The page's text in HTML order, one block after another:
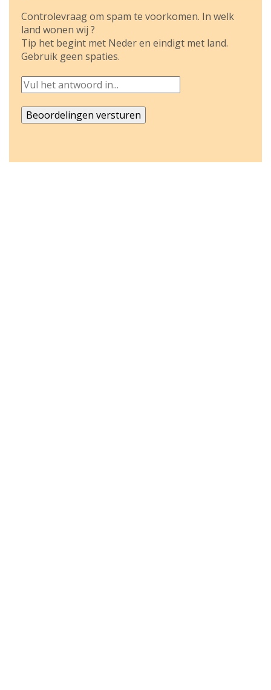
Controlevraag om spam te voorkomen. In welk
land wonen wij ?
Tip het begint met Neder en eindigt met land.
Gebruik geen spaties.